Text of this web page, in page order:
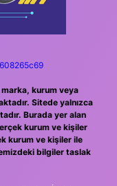
kurum veya
Sitede yalnızca
Burada yer alan
kurum ve kişiler
kurum ve kişiler ile
bilgiler taslak